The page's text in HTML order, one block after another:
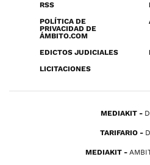
RSS
POLÍTICA DE
PRIVACIDAD DE
ÁMBITO.COM
EDICTOS JUDICIALES
LICITACIONES
MEDIAKIT
TARIFARIO
MEDIAKIT